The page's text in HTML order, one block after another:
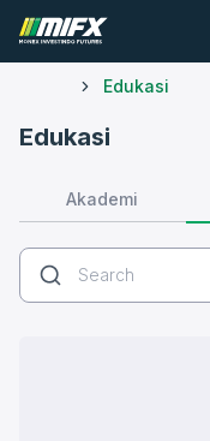
Edukasi
Edukasi
Akademi